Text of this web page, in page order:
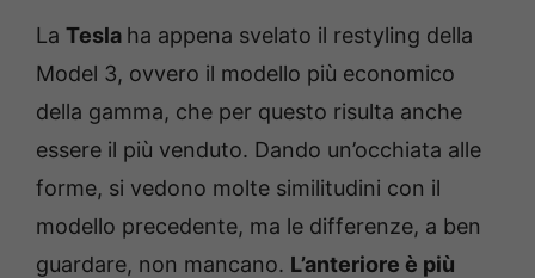
La Tesla ha appena svelato il restyling della
Model 3, ovvero il modello più economico
della gamma, che per questo risulta anche
essere il più venduto. Dando un’occhiata alle
forme, si vedono molte similitudini con il
modello precedente, ma le differenze, a ben
guardare, non mancano. L’anteriore è più